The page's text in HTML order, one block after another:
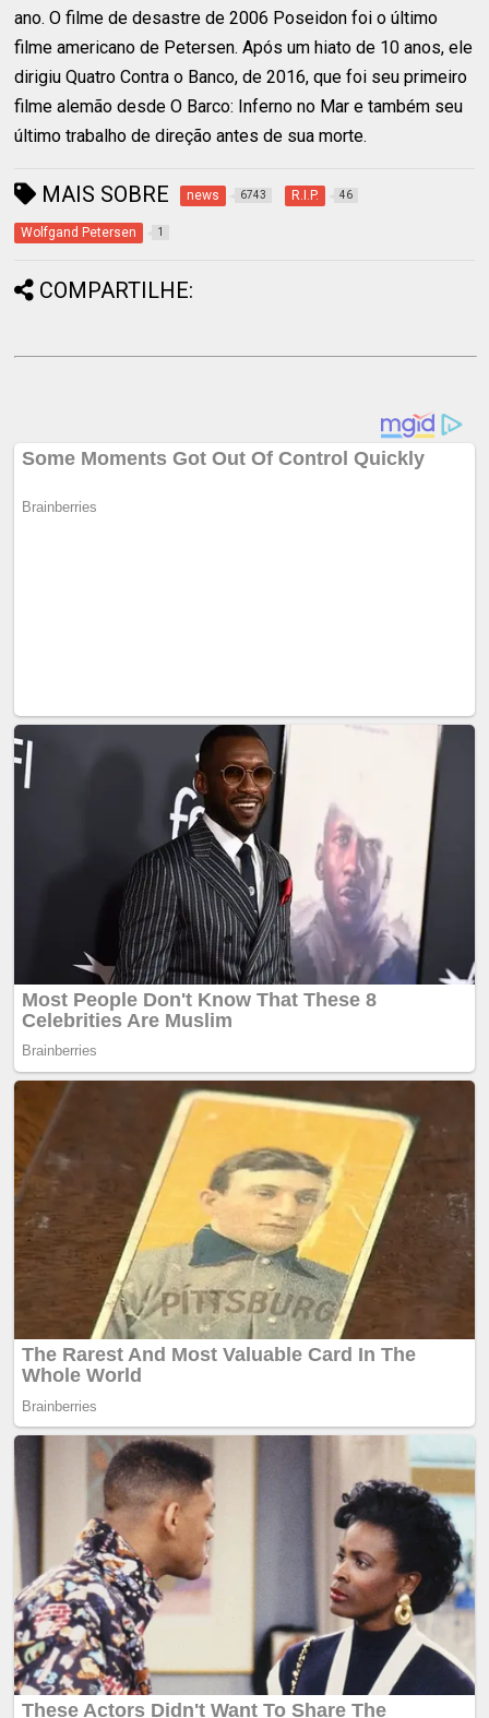
ano. O filme de desastre de 2006 Poseidon foi o último
filme americano de Petersen. Após um hiato de 10 anos, ele
dirigiu Quatro Contra o Banco, de 2016, que foi seu primeiro
filme alemão desde O Barco: Inferno no Mar e também seu
último trabalho de direção antes de sua morte.
MAIS SOBRE news 6743 R.I.P. 46
Wolfgand Petersen 1
COMPARTILHE: